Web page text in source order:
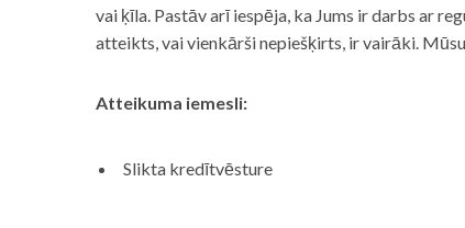
vai ķīla. Pastāv arī iespēja, ka Jums ir darbs ar
atteikts, vai vienkārši nepiešķirts, ir vairāki.
Atteikuma iemesli:
Slikta kredītvēsture